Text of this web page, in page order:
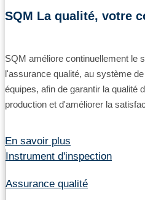
SQM La qualité, votre
SQM améliore continuellement le
l'assurance qualité, au système
équipes, afin de garantir la qualité
production et d'améliorer la
En savoir plus
Instrument d'inspection
Assurance qualité